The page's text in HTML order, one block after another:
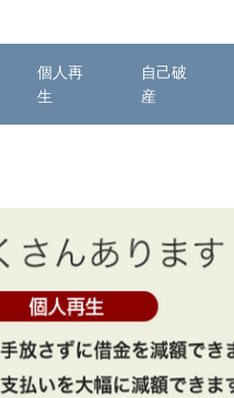
個人再
生
自己破
産